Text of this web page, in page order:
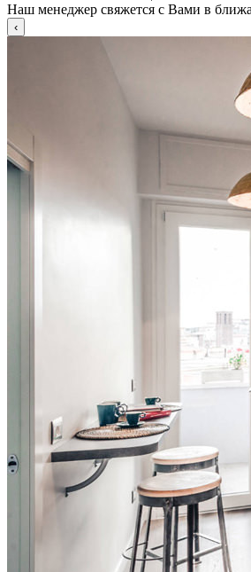
Наш менеджер свяжется с Вами в